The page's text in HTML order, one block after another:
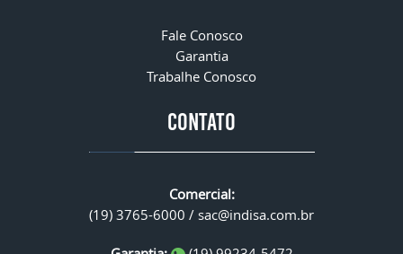
Fale Conosco
Garantia
Trabalhe Conosco
CONTATO
Comercial:
(19) 3765-6000 / sac@indisa.com.br